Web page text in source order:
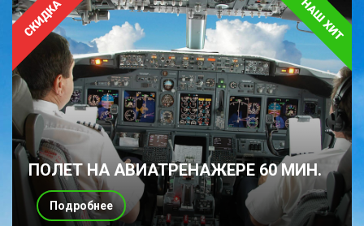
ПОЛЕТ НА АВИАТРЕНАЖЕРЕ 60 МИН.
Подробнее